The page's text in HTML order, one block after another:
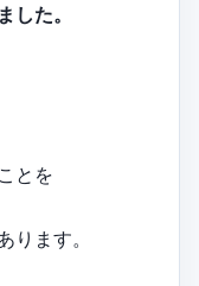
した。
とを
ります。